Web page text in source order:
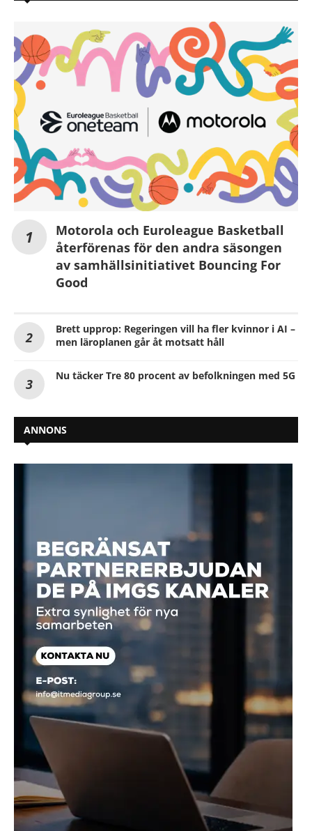
Motorola och Euroleague Basketball
återförenas för den andra säsongen
av samhällsinitiativet Bouncing For
Good
Brett upprop: Regeringen vill ha fler kvinnor i AI –
men läroplanen går åt motsatt håll
Nu täcker Tre 80 procent av befolkningen med 5G
ANNONS